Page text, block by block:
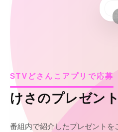
STVどさんこアプリで応募
けさのプレゼント
番組内で紹介したプレゼント